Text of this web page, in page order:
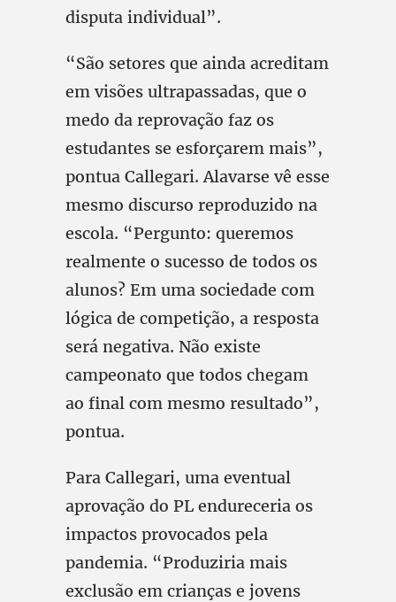
disputa individual”.
“São setores que ainda acreditam
em visões ultrapassadas, que o
medo da reprovação faz os
estudantes se esforçarem mais”,
pontua Callegari. Alavarse vê esse
mesmo discurso reproduzido na
escola. “Pergunto: queremos
realmente o sucesso de todos os
alunos? Em uma sociedade com
lógica de competição, a resposta
será negativa. Não existe
campeonato que todos chegam
ao final com mesmo resultado”,
pontua.
Para Callegari, uma eventual
aprovação do PL endureceria os
impactos provocados pela
pandemia. “Produziria mais
exclusão em crianças e jovens